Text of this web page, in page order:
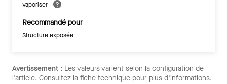
Vaporiser
Recommandé pour
Structure exposée
Avertissement : Les valeurs varient selon la configuration de
l’article. Consultez la fiche technique pour plus d’informations.